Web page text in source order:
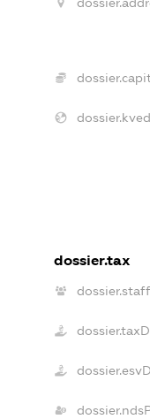
dossier.tax
dossier.staff